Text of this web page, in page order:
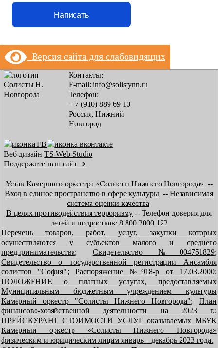
Написать
Версия сайта для слабовидящих
Контакты:
E-mail: info@solistynn.ru
Телефон:
+ 7 (910) 889 69 10
Россия, Нижний
Новгород
Веб-дизайнTS-Web-Studio
Поддержите наш сайт ➔
Устав Камерного оркестра «Солисты Нижнего Новгорода» --
Вход в единое пространство в сфере культуры -- Независимая
система оценки качества
В целях противодействия терроризму -- Телефон доверия для
детей и подростков: 8 800 2000 122
Перечень товаров, работ, услуг, закупки которых
осуществляются у субъектов малого и среднего
предпринимательства; Свидетельство №004751829;
Свидетельство о государственной регистрации Ансамбля
солистов "София"; Распоряжение №918-р от 17.03.2000;
ПОЛОЖЕНИЕ о платных услугах, предоставляемых
Муниципальным бюджетным учреждением культуры
Камерный оркестр "Солисты Нижнего Новгорода"; План
финансово-хозяйственной деятельности на 2023 г.;
ПРЕЙСКУРАНТ СТОИМОСТИ УСЛУГ оказываемых МБУК
Камерный оркестр «Солисты Нижнего Новгорода»
физическим и юридическим лицам январь – декабрь 2023 года.